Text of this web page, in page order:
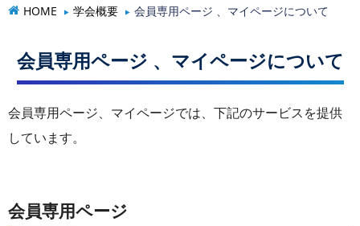
HOME 学会概要 会員専用ページ 、マイページについて
会員専用ページ 、マイページについて
会員専用ページ、マイページでは、下記のサービスを提供
しています。
会員専用ページ